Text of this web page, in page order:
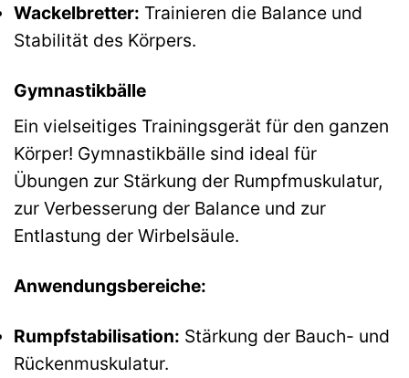
Wackelbretter: Trainieren die Balance und
Stabilität des Körpers.
Gymnastikbälle
Ein vielseitiges Trainingsgerät für den ganzen
Körper! Gymnastikbälle sind ideal für
Übungen zur Stärkung der Rumpfmuskulatur,
zur Verbesserung der Balance und zur
Entlastung der Wirbelsäule.
Anwendungsbereiche:
Rumpfstabilisation: Stärkung der Bauch- und
Rückenmuskulatur.